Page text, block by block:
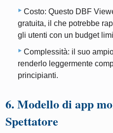
Costo: Questo DBF
gratuita, il che potrebbe
gli utenti con un budget
Complessità: il suo
renderlo leggermente
principianti.
6. Modello di app
Spettatore